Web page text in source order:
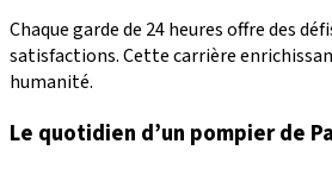
Chaque garde de 24 heures offre des
satisfactions. Cette carrière
humanité.
Le quotidien d’un pompier de